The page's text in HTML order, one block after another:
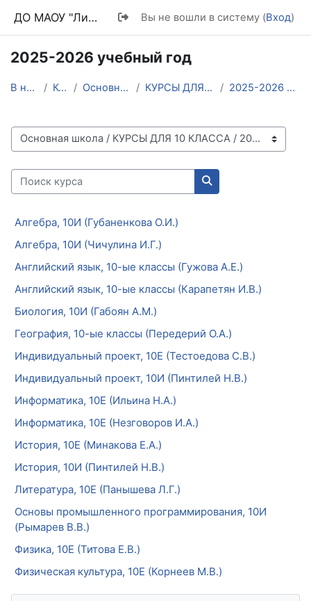
ДО МАОУ "Лицей №9" Вы не вошли в систему (Вход)
2025-2026 учебный год
В начало Курсы Основная школа КУРСЫ ДЛЯ 10 КЛАССА 2025-2026 учебный год
Категории курсов
Поиск курса
Поиск курса
Алгебра, 10И (Губаненкова О.И.)
Алгебра, 10И (Чичулина И.Г.)
Английский язык, 10-ые классы (Гужова А.Е.)
Английский язык, 10-ые классы (Карапетян И.В.)
Биология, 10И (Габоян А.М.)
География, 10-ые классы (Передерий О.А.)
Индивидуальный проект, 10Е (Тестоедова С.В.)
Индивидуальный проект, 10И (Пинтилей Н.В.)
Информатика, 10Е (Ильина Н.А.)
Информатика, 10Е (Незговоров И.А.)
История, 10Е (Минакова Е.А.)
История, 10И (Пинтилей Н.В.)
Литература, 10Е (Панышева Л.Г.)
Основы промышленного программирования, 10И
(Рымарев В.В.)
Физика, 10Е (Титова Е.В.)
Физическая культура, 10Е (Корнеев М.В.)